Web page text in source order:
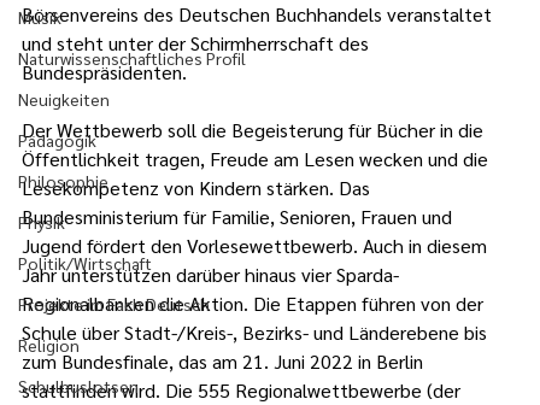
Musik
Naturwissenschaftliches Profil
Neuigkeiten
Pädagogik
Philosophie
Physik
Politik/Wirtschaft
Projekte im Fach Deutsch
Religion
Schulbuslotsen
Börsenvereins des Deutschen Buchhandels veranstaltet
und steht unter der Schirmherrschaft des
Bundespräsidenten.
Der Wettbewerb soll die Begeisterung für Bücher in die
Öffentlichkeit tragen, Freude am Lesen wecken und die
Lesekompetenz von Kindern stärken. Das
Bundesministerium für Familie, Senioren, Frauen und
Jugend fördert den Vorlesewettbewerb. Auch in diesem
Jahr unterstützen darüber hinaus vier Sparda-
Regionalbanken die Aktion. Die Etappen führen von der
Schule über Stadt-/Kreis-, Bezirks- und Länderebene bis
zum Bundesfinale, das am 21. Juni 2022 in Berlin
stattfinden wird. Die 555 Regionalwettbewerbe (der